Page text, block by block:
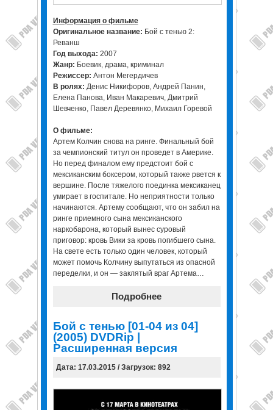
Информация о фильме
Оригинальное название: Бой с тенью 2:
Реванш
Год выхода: 2007
Жанр: Боевик, драма, криминал
Режиссер: Антон Мегердичев
В ролях: Денис Никифоров, Андрей Панин,
Елена Панова, Иван Макаревич, Дмитрий
Шевченко, Павел Деревянко, Михаил Горевой
О фильме:
Артем Колчин снова на ринге. Финальный бой
за чемпионский титул он проведет в Америке.
Но перед финалом ему предстоит бой с
мексиканским боксером, который также рвется к
вершине. После тяжелого поединка мексиканец
умирает в госпитале. Но неприятности только
начинаются. Артему сообщают, что он забил на
ринге приемного сына мексиканского
наркобарона, который вынес суровый
приговор: кровь Вики за кровь погибшего сына.
На свете есть только один человек, который
может помочь Колчину выпутаться из опасной
переделки, и он — заклятый враг Артема…
Подробнее
Бой с тенью [01-04 из 04]
(2005) DVDRip |
Расширенная версия
Дата: 17.03.2015 / Загрузок: 892